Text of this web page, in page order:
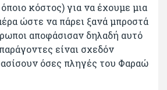
κόστος) για να έχουμε μια
ώστε να πάρει ξανά μπροστά
αποφάσισαν δηλαδή αυτό
είναι σχεδόν
όσες πληγές του Φαραώ